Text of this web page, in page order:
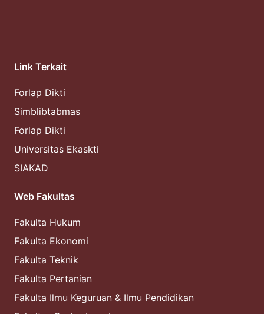
Link Terkait
Forlap Dikti
Simblibtabmas
Forlap Dikti
Universitas Ekaskti
SIAKAD
Web Fakultas
Fakulta Hukum
Fakulta Ekonomi
Fakulta Teknik
Fakulta Pertanian
Fakulta Ilmu Keguruan & Ilmu Pendidikan